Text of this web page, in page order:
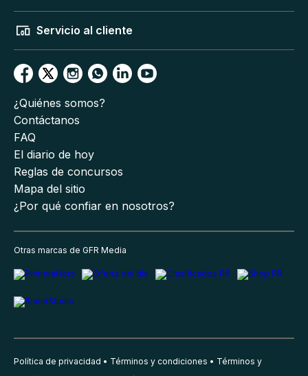
Servicio al cliente
¿Quiénes somos?
Contáctanos
FAQ
El diario de hoy
Reglas de concursos
Mapa del sitio
¿Por qué confiar en nosotros?
Otras marcas de GFR Media
Política de privacidad Términos y condiciones
Términos y